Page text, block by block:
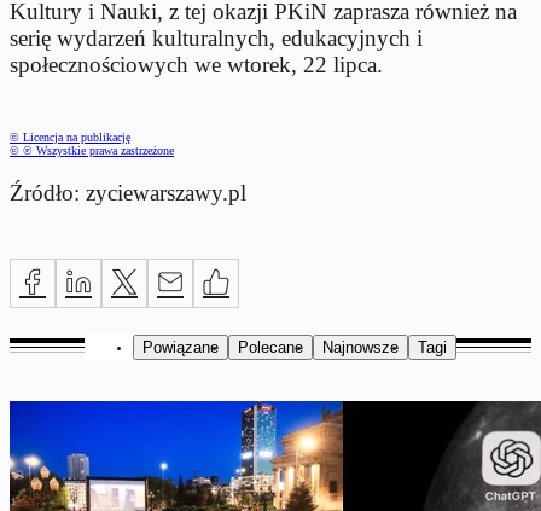
Kultury i Nauki, z tej okazji PKiN zaprasza również na
serię wydarzeń kulturalnych, edukacyjnych i
społecznościowych we wtorek, 22 lipca.
© Licencja na publikację
© ℗ Wszystkie prawa zastrzeżone
Źródło: zyciewarszawy.pl
Powiązane Polecane Najnowsze Tagi